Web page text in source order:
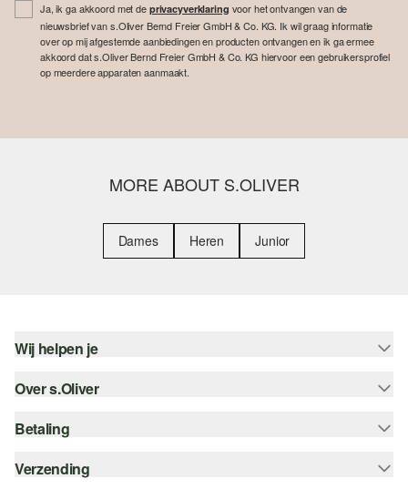
Ja, ik ga akkoord met de privacyverklaring voor het ontvangen van de
nieuwsbrief van s.Oliver Bernd Freier GmbH & Co. KG. Ik wil graag informatie
over op mij afgestemde aanbiedingen en producten ontvangen en ik ga ermee
akkoord dat s.Oliver Bernd Freier GmbH & Co. KG hiervoor een gebruikersprofiel
op meerdere apparaten aanmaakt.
MORE ABOUT S.OLIVER
Dames Heren Junior
Wij helpen je
Help - FAQ
Maattabel
Top categorieën
Over s.Oliver
Nieuwsbrief
s.Oliver Card
Betaling
Koop op rekening
Verzending